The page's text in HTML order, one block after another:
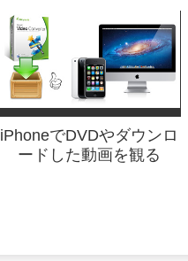
iPhoneでDVDやダウンロ
ードした動画を観る